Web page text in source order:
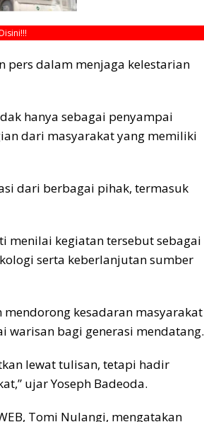
pers dalam menjaga kelestarian
hanya sebagai penyampai
dari masyarakat yang memiliki
dari berbagai pihak, termasuk
menilai kegiatan tersebut sebagai
serta keberlanjutan sumber
kesadaran masyarakat
warisan bagi generasi mendatang.
lewat tulisan, tetapi hadir
ujar Yoseph Badeoda.
Tomi Nulangi, mengatakan